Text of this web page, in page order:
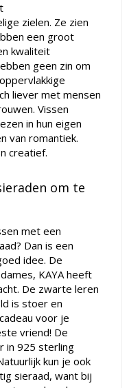
zielen. Ze zien
een groot
kwaliteit
geen zin om
liever met mensen
Vissen
in hun eigen
van romantiek.
creatief.
om te
met een
Dan is een
idee. De
KAYA heeft
De zwarte leren
is stoer en
voor je
vriend! De
in 925 sterling
kun je ook
sieraad, want bij